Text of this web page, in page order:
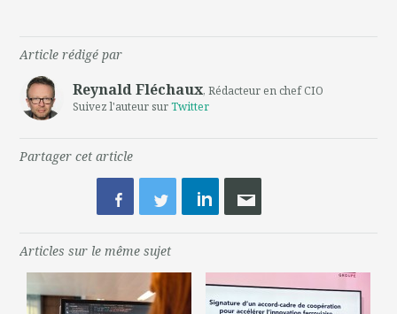
Article rédigé par
Reynald Fléchaux, Rédacteur en chef CIO
Suivez l'auteur surTwitter
Partager cet article
Articles sur le même sujet